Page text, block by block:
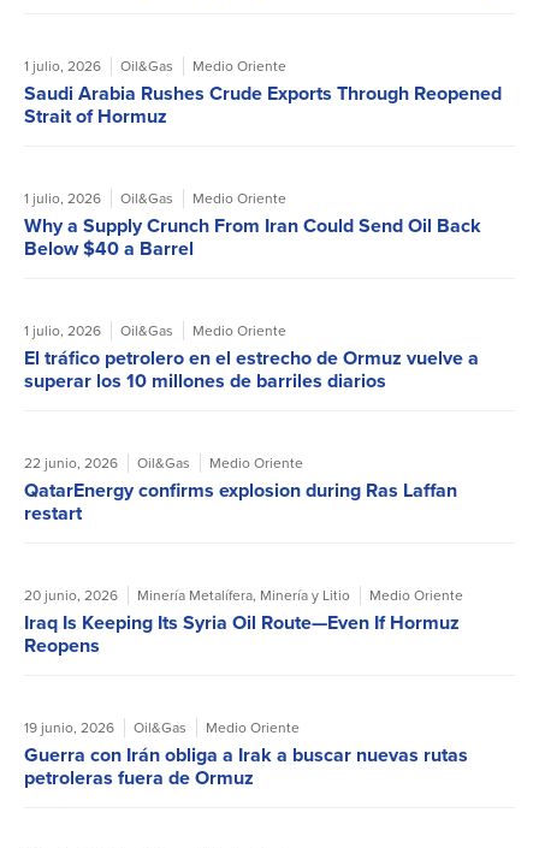
1 julio, 2026 Oil&Gas Medio Oriente
Saudi Arabia Rushes Crude Exports Through Reopened
Strait of Hormuz
1 julio, 2026 Oil&Gas Medio Oriente
Why a Supply Crunch From Iran Could Send Oil Back
Below $40 a Barrel
1 julio, 2026 Oil&Gas Medio Oriente
El tráfico petrolero en el estrecho de Ormuz vuelve a
superar los 10 millones de barriles diarios
22 junio, 2026 Oil&Gas Medio Oriente
QatarEnergy confirms explosion during Ras Laffan
restart
20 junio, 2026 Minería Metalífera, Minería y Litio Medio Oriente
Iraq Is Keeping Its Syria Oil Route—Even If Hormuz
Reopens
19 junio, 2026 Oil&Gas Medio Oriente
Guerra con Irán obliga a Irak a buscar nuevas rutas
petroleras fuera de Ormuz